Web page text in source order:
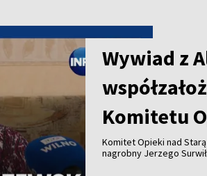
Wywiad z
Komitetu
Komitet Opieki nad
nagrobny Jerzego